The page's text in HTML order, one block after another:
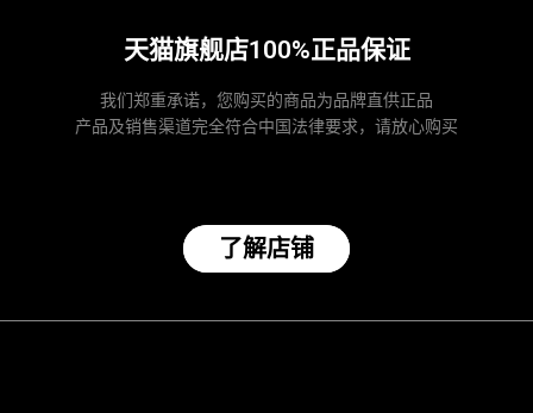
天猫旗舰店100%正品保证
我们郑重承诺，您购买的商品为品牌直供正品
产品及销售渠道完全符合中国法律要求，请放心购买
了解店铺